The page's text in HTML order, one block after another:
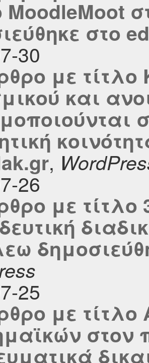
MoodleMoot
στο
30
με
και
,
26
με τίτλο
25
με τίτλο
στον